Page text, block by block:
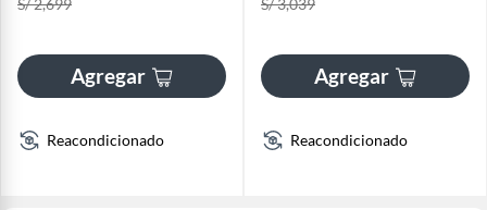
S/ 2,699
Agregar
Reacondicionado
S/ 3,039
Agregar
Reacondicionado